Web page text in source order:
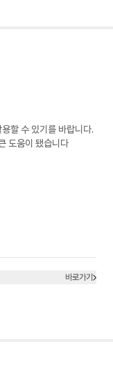
할 수 있기를 바랍니다.
도움이 됐습니다
바로가기